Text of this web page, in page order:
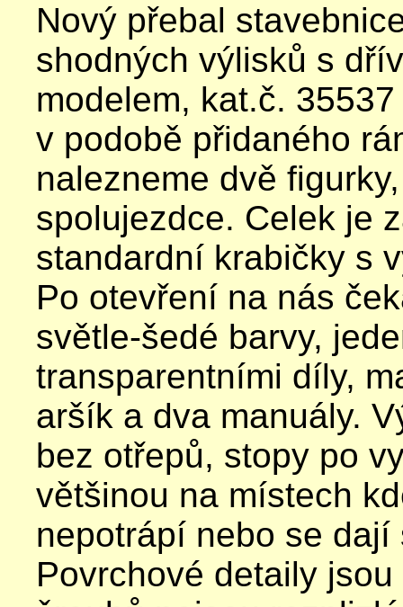
Nový přebal
shodných výlisků s
modelem, kat.č.
v podobě přidaného
nalezneme dvě
spolujezdce. Celek je
standardní krabičky s
Po otevření na nás
světle-šedé barvy,
transparentními díly,
aršík a dva manuály.
bez otřepů, stopy po
většinou na místech
nepotrápí nebo se
Povrchové detaily